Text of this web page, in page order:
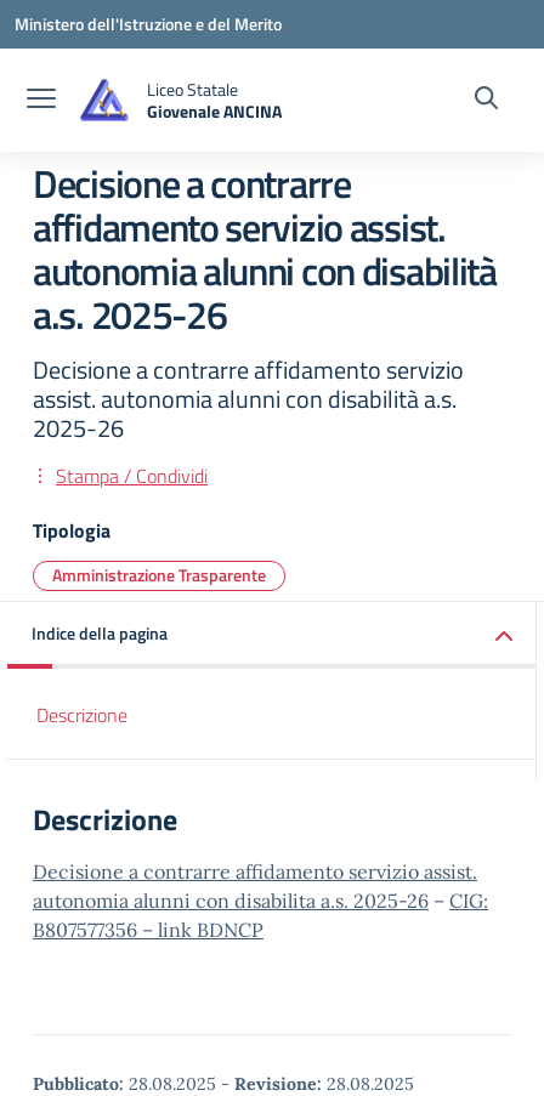
Vai ai contenuti
Vai al menu di navigazione
Vai al footer
Ministero dell'Istruzione e del Merito
Liceo Statale
Giovenale ANCINA
Decisione a contrarre
affidamento servizio assist.
autonomia alunni con disabilità
a.s. 2025-26
Decisione a contrarre affidamento servizio
assist. autonomia alunni con disabilità a.s.
2025-26
Stampa / Condividi
Tipologia
Amministrazione Trasparente
Indice della pagina
Descrizione
Descrizione
Decisione a contrarre affidamento servizio assist.
autonomia alunni con disabilita a.s. 2025-26 – CIG:
B807577356 – link BDNCP
Pubblicato: 28.08.2025 - Revisione: 28.08.2025